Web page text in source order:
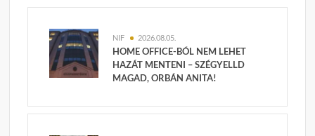
NIF 2026.08.05.
HOME OFFICE-BÓL NEM LEHET
HAZÁT MENTENI – SZÉGYELLD
MAGAD, ORBÁN ANITA!